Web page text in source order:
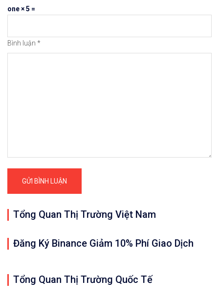
one × 5 =
Bình luận *
Tổng Quan Thị Trường Việt Nam
Đăng Ký Binance Giảm 10% Phí Giao Dịch
Tổng Quan Thị Trường Quốc Tế